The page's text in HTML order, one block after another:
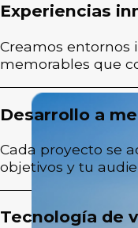
Experiencias
Creamos entornos
memorables que
Desarrollo a
Cada proyecto se
objetivos y tu
Tecnología de